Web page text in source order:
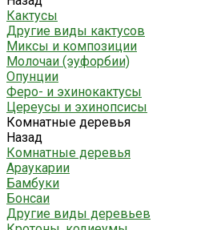
Кактусы
Другие виды кактусов
Миксы и композиции
Молочаи (эуфорбии)
Опунции
Феро- и эхинокактусы
Цереусы и эхинопсисы
Комнатные деревья
Назад
Комнатные деревья
Араукарии
Бамбуки
Бонсаи
Другие виды деревьев